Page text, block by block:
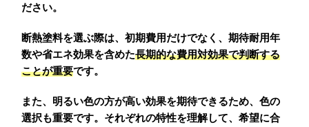
ださい。
断熱塗料を選ぶ際は、初期費用だけでなく、期待耐用年
数や省エネ効果を含めた長期的な費用対効果で判断する
ことが重要です。
また、明るい色の方が高い効果を期待できるため、色の
選択も重要です。それぞれの特性を理解して、希望に合